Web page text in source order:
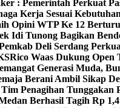
: Pemerintah Perkuat
Kerja Sesuai
Opini WTP Ke 12
Idi Tunong Bagikan
Deli Serdang
Rico Waas Dukung
Generasi Muda,
Berani Ambil Sikap
Penagihan Tunggakan
Berhasil Tagih Rp